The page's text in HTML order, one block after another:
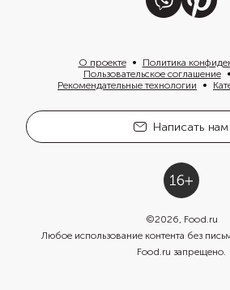
О проекте
Политика
Пользовательское соглашение
Рекомендательные технологии
Написать нам
©2026, Food.ru
Любое использование контента без
Food.ru запрещено.